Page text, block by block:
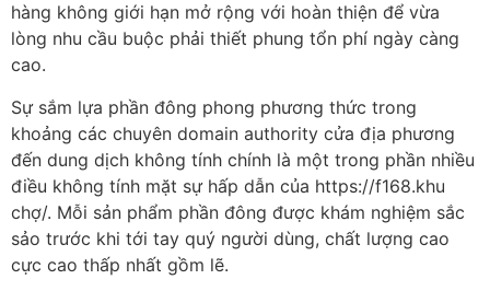
hàng không giới hạn mở rộng với hoàn thiện để vừa
lòng nhu cầu buộc phải thiết phung tổn phí ngày càng
cao.
Sự sắm lựa phần đông phong phương thức trong
khoảng các chuyên domain authority cửa địa phương
đến dung dịch không tính chính là một trong phần nhiều
điều không tính mặt sự hấp dẫn của https://f168.khu
chợ/. Mỗi sản phẩm phần đông được khám nghiệm sắc
sảo trước khi tới tay quý người dùng, chất lượng cao
cực cao thấp nhất gồm lẽ.